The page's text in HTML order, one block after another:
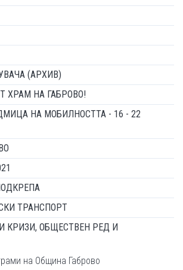
(АРХИВ)
ХРАМ НА ГАБРОВО!
НА МОБИЛНОСТТА - 16 - 22
ТРАНСПОРТ
КРИЗИ, ОБЩЕСТВЕН РЕД И
на Община Габрово